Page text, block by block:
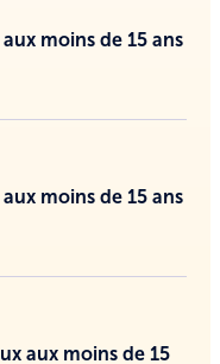
moins de 15 ans
moins de 15 ans
aux moins de 15